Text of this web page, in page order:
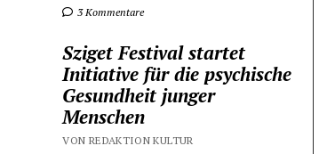
3 Kommentare
Sziget Festival startet
Initiative für die psychische
Gesundheit junger
Menschen
VON REDAKTION KULTUR